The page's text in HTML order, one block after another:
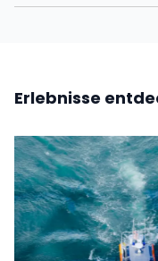
Erlebnisse